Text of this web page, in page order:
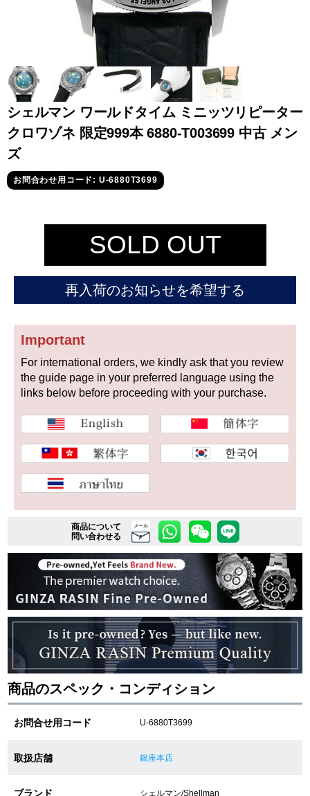
オーデマピゲ ウブロ カルティエ
グランド
IWC
ヴァシュロン
コンスタンタン
チューダー パネライ
商品の状態から探す
新品 未使用品
中古品 アンティーク品
WEB限定品 SALE
複数条件で商品を絞り込む
詳細検索はこちら
ご利用ガイド
GINZA RASINのプレミアムクオリティについて
送料・お支払方法
ショッピングローンの流れ
よくある質問
お問い合わせ
シェルマン ワールドタイム ミニッツリピーター
クロワゾネ 限定999本 6880-T003699 中古 メン
ズ
お問合わせ用コード: U-6880T3699
SOLD OUT
再入荷のお知らせを希望する
Important
For international orders, we kindly ask that you review
the guide page in your preferred language using the
links below before proceeding with your purchase.
商品について
問い合わせる
メール
商品のスペック・コンディション
お問合せ用コード U-6880T3699
取扱店舗 銀座本店
ブランド シェルマン/Shellman